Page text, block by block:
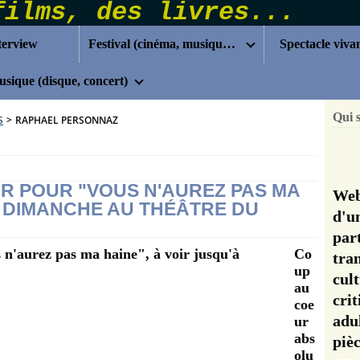
Festival (cinéma, musique...) Spectacle
(disque, concert)
> RAPHAEL PERSONNAZ
POUR "VOUS N'AUREZ PAS MA
AU THÉÂTRE DU
Co
up
au
coe
ur
abs
olu
Qui